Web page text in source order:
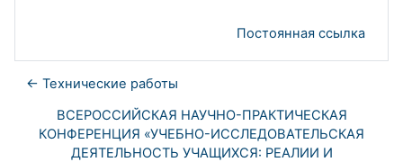
Постоянная ссылка
← Технические работы
ВСЕРОССИЙСКАЯ НАУЧНО-ПРАКТИЧЕСКАЯ
КОНФЕРЕНЦИЯ «УЧЕБНО-ИССЛЕДОВАТЕЛЬСКАЯ
ДЕЯТЕЛЬНОСТЬ УЧАЩИХСЯ: РЕАЛИИ И